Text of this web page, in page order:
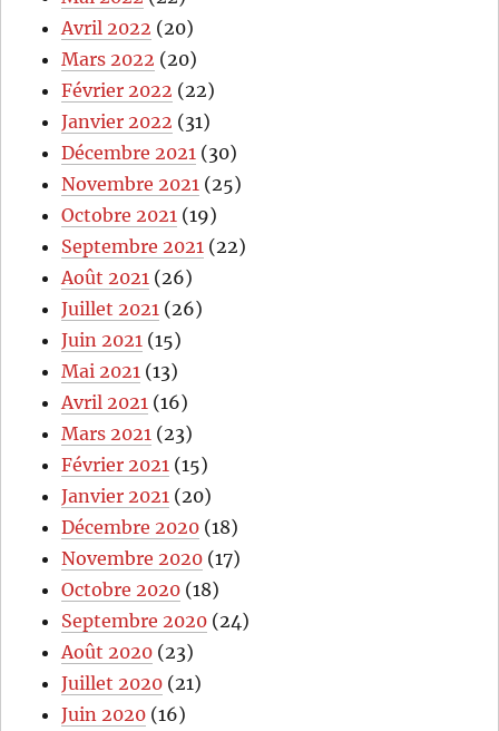
Avril 2022 (20)
Mars 2022 (20)
Février 2022 (22)
Janvier 2022 (31)
Décembre 2021 (30)
Novembre 2021 (25)
Octobre 2021 (19)
Septembre 2021 (22)
Août 2021 (26)
Juillet 2021 (26)
Juin 2021 (15)
Mai 2021 (13)
Avril 2021 (16)
Mars 2021 (23)
Février 2021 (15)
Janvier 2021 (20)
Décembre 2020 (18)
Novembre 2020 (17)
Octobre 2020 (18)
Septembre 2020 (24)
Août 2020 (23)
Juillet 2020 (21)
Juin 2020 (16)